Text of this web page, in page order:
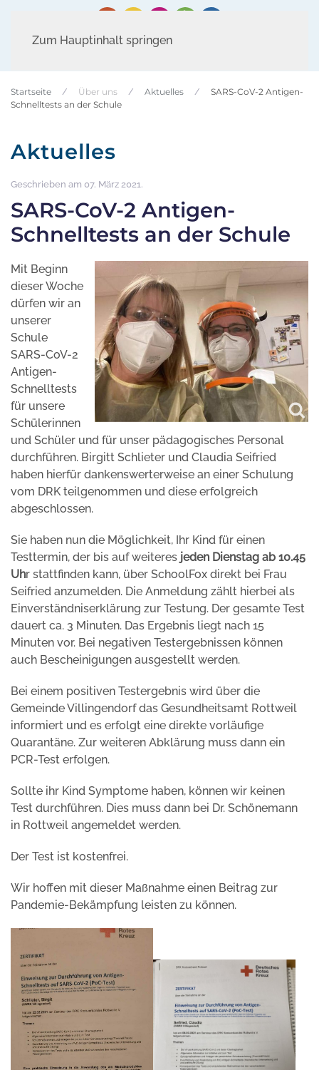
Zum Hauptinhalt springen
Startseite Über uns Aktuelles
SARS-CoV-2 Antigen-
Schnelltests an der Schule
Aktuelles
Geschrieben am 07. März 2021.
SARS-CoV-2 Antigen-
Schnelltests an der Schule
Mit Beginn
dieser Woche
dürfen wir an
unserer
Schule
SARS-CoV-2
Antigen-
Schnelltests
für unsere
Schülerinnen
und Schüler und für unser pädagogisches Personal
durchführen. Birgitt Schlieter und Claudia Seifried
haben hierfür dankenswerterweise an einer Schulung
vom DRK teilgenommen und diese erfolgreich
abgeschlossen.
Sie haben nun die Möglichkeit, Ihr Kind für einen
Testtermin, der bis auf weiteres jeden Dienstag ab 10.45
Uhr stattfinden kann, über SchoolFox direkt bei Frau
Seifried anzumelden. Die Anmeldung zählt hierbei als
Einverständniserklärung zur Testung. Der gesamte Test
dauert ca. 3 Minuten. Das Ergebnis liegt nach 15
Minuten vor. Bei negativen Testergebnissen können
auch Bescheinigungen ausgestellt werden.
Bei einem positiven Testergebnis wird über die
Gemeinde Villingendorf das Gesundheitsamt Rottweil
informiert und es erfolgt eine direkte vorläufige
Quarantäne. Zur weiteren Abklärung muss dann ein
PCR-Test erfolgen.
Sollte ihr Kind Symptome haben, können wir keinen
Test durchführen. Dies muss dann bei Dr. Schönemann
in Rottweil angemeldet werden.
Der Test ist kostenfrei.
Wir hoffen mit dieser Maßnahme einen Beitrag zur
Pandemie-Bekämpfung leisten zu können.